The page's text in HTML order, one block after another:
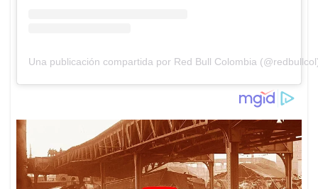
Una publicación compartida por Red Bull Colombia